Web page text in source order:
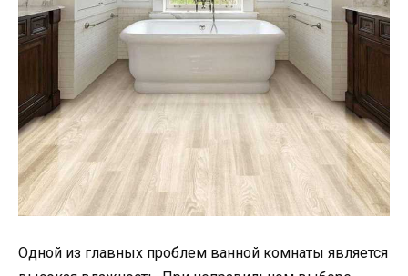
Одной из главных проблем ванной комнаты является